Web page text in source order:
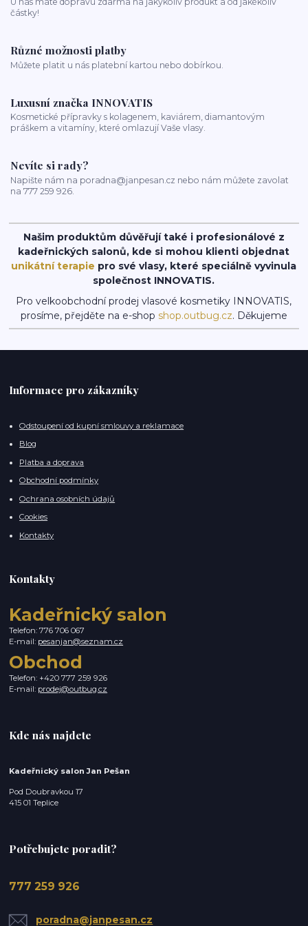
částky!
Různé možnosti platby
Můžete platit u nás platební kartou nebo dobírkou.
Luxusní značka INNOVATIS
Kosmetické přípravky s kolagenem, kaviárem, diamantovým
práškem a vitamíny, které omlazují Vaše vlasy.
Nevíte si rady?
Napište nám na poradna@janpesan.cz nebo nám můžete zavolat
na 777 259 926.
Našim produktům důvěřují také i profesionálové z
kadeřnických salonů, kde si mohou klienti objednat
unikátní terapie pro své vlasy, které speciálně vyvinula
společnost INNOVATIS.
Pro velkoobchodní prodej vlasové kosmetiky INNOVATIS,
prosíme, přejděte na e-shop shop.outbug.cz. Děkujeme
Informace pro zákazníky
Odstoupení od kupní smlouvy a reklamace
Blog
Platba a doprava
Obchodní podmínky
Ochrana osobních údajů
Cookies
Kontakty
Kontakty
Kadeřnický salon
Telefon: 776 706 067
E-mail: pesanjan@seznam.cz
Obchod
Telefon: +420 777 259 926
E-mail: prodej@outbug.cz
Kde nás najdete
Kadeřnický salon Jan Pešan
Pod Doubravkou 17
415 01 Teplice
Potřebujete poradit?
777 259 926
poradna@janpesan.cz